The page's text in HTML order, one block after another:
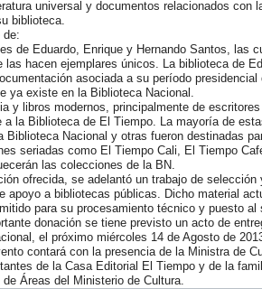
universal y documentos relacionados
biblioteca.
de:
de Eduardo, Enrique y Hernando Santos, las
las hacen ejemplares únicos. La biblioteca de
asociada a su período
ya existe en la Biblioteca Nacional.
y libros modernos, principalmente de
a la Biblioteca de El Tiempo. La mayoría de
Biblioteca Nacional y otras fueron destinadas
seriadas como El Tiempo Cali, El Tiempo
las colecciones de la BN.
ofrecida, se adelantó un trabajo de
apoyo a bibliotecas públicas. Dicho material
para su procesamiento técnico y puesto
donación se tiene previsto un acto de
el próximo miércoles 14 de Agosto de
contará con la presencia de la Ministra de
de la Casa Editorial El Tiempo y de la
Áreas del Ministerio de Cultura.